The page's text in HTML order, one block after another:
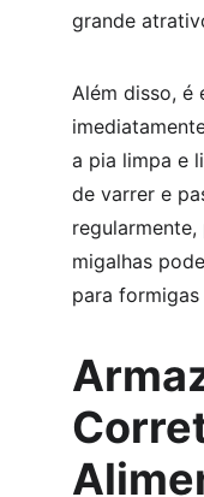
grande
Além disso, é
a pia limpa e
de varrer e
migalhas
para formigas